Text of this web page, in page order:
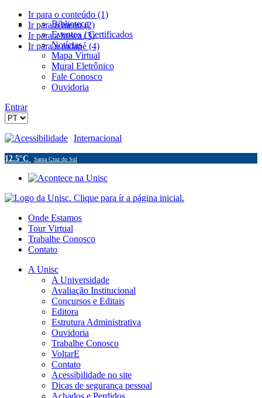
Ir para o conteúdo (1)
Ir para o menu (2)
Ir para a busca (3)
Ir para o rodapé (4)
Biblioteca
Eventos / Certificados
Notícias
Mapa Virtual
Mural Eletrônico
Fale Conosco
Ouvidoria
Entrar
Acessibilidade Internacional
12.5°C Santa Cruz do Sul
Onde Estamos
Tour Virtual
Trabalhe Conosco
Contato
A Unisc
A Universidade
Avaliação Institucional
Concursos e Editais
Editora
Estrutura Administrativa
Ouvidoria
Trabalhe Conosco
VoltarE
Contato
Acessibilidade no site
Dicas de segurança pessoal
Achados e Perdidos